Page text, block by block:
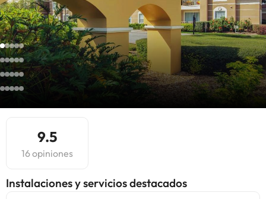
9.5
16 opiniones
Instalaciones y servicios destacados